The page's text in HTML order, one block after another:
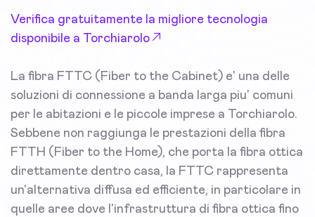
Verifica gratuitamente la migliore tecnologia
disponibile a Torchiarolo
La fibra FTTC (Fiber to the Cabinet) e' una delle
soluzioni di connessione a banda larga piu' comuni
per le abitazioni e le piccole imprese a Torchiarolo.
Sebbene non raggiunga le prestazioni della fibra
FTTH (Fiber to the Home), che porta la fibra ottica
direttamente dentro casa, la FTTC rappresenta
un'alternativa diffusa ed efficiente, in particolare in
quelle aree dove l'infrastruttura di fibra ottica fino